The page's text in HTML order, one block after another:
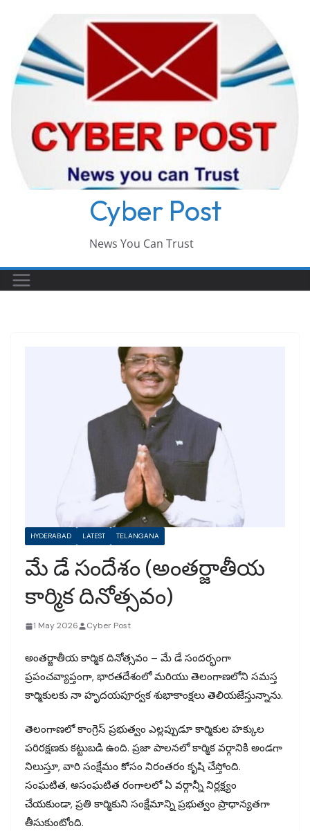
content
Cyber Post
News You Can Trust
HYDERABAD LATEST TELANGANA
మే డే సందేశం (అంతర్జాతీయ
కార్మిక దినోత్సవం)
1 May 2026 Cyber Post
అంతర్జాతీయ కార్మిక దినోత్సవం – మే డే సందర్భంగా
ప్రపంచవ్యాప్తంగా, భారతదేశంలో మరియు తెలంగాణలోని సమస్త
కార్మికులకు నా హృదయపూర్వక శుభాకాంక్షలు తెలియజేస్తున్నాను.
తెలంగాణలో కాంగ్రెస్ ప్రభుత్వం ఎల్లప్పుడూ కార్మికుల హక్కుల
పరిరక్షణకు కట్టుబడి ఉంది. ప్రజా పాలనలో కార్మిక వర్గానికి అండగా
నిలుస్తూ, వారి సంక్షేమం కోసం నిరంతరం కృషి చేస్తోంది.
సంఘటిత, అసంఘటిత రంగాలలో ఏ వర్గాన్నీ నిర్లక్ష్యం
చేయకుండా, ప్రతి కార్మికుని సంక్షేమాన్ని ప్రభుత్వం ప్రాధాన్యతగా
తీసుకుంటోంది.